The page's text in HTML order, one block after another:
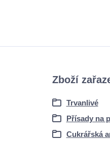
Zboží
Trvanlivé
Přísady na
Cukrářská